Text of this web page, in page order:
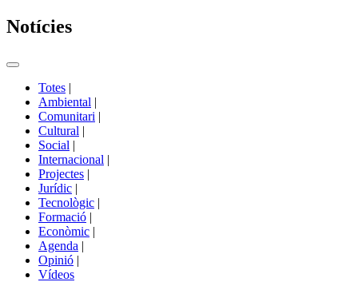
Notícies
Commutador
portals
Totes |
Ambiental |
Comunitari |
Cultural |
Social |
Internacional |
Projectes |
Jurídic |
Tecnològic |
Formació |
Econòmic |
Agenda |
Opinió |
Vídeos